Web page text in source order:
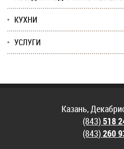
КУХНИ
УСЛУГИ
Казань,
(843)518
(843)260